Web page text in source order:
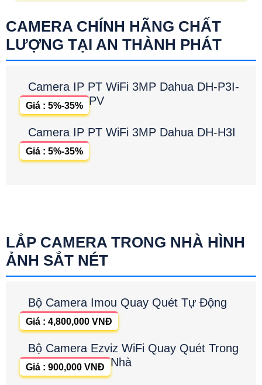
CAMERA CHÍNH HÃNG CHẤT
LƯỢNG TẠI AN THÀNH PHÁT
Camera IP PT WiFi 3MP Dahua DH-P3I-
PV
Giá : 5%-35%
Camera IP PT WiFi 3MP Dahua DH-H3I
Giá : 5%-35%
LẮP CAMERA TRONG NHÀ HÌNH
ẢNH SẮT NÉT
Bộ Camera Imou Quay Quét Tự Động
Giá : 4,800,000 VNĐ
Bộ Camera Ezviz WiFi Quay Quét Trong
Nhà
Giá : 900,000 VNĐ